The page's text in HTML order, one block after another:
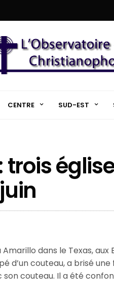
CENTRE SUD-EST
trois
dans le Texas, aux
d’un couteau, a brisé
son couteau. Il a été